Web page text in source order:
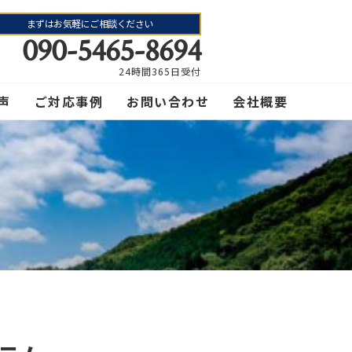
まずはお気軽にご相談ください
090-5465-8694
24時間365日受付
ご対応事例 お問い合わせ 会社概要